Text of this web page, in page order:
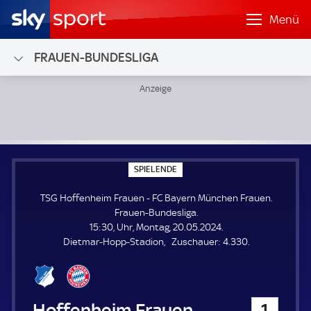
Menü
FRAUEN-BUNDESLIGA
SPIELENDE
P
E
E
N
D
E
TSG Hoffenheim Frauen - FC Bayern München Frauen.
Frauen-Bundesliga.
15:30, Uhr, Montag, 20.05.2024.
Dietmar-Hopp-Stadion
Zuschauer: Z
4.330.